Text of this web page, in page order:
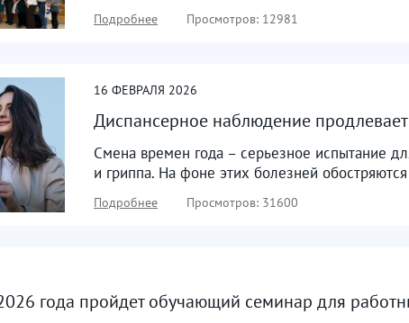
Подробнее Просмотров: 12981
16 ФЕВРАЛЯ 2026
Диспансерное наблюдение
Смена времен года – серьезное испытание
и гриппа. На фоне этих болезней
Подробнее Просмотров: 31600
года пройдет обучающий семинар для